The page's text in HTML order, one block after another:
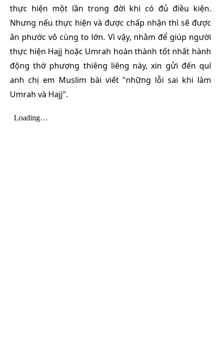
thực hiện một lần trong đời khi có đủ điều kiện.
Nhưng nếu thực hiện và được chấp nhận thì sẽ được
ân phước vô cùng to lớn. Vì vậy, nhằm để giúp người
thực hiện Hajj hoặc Umrah hoàn thành tốt nhất hành
động thờ phượng thiêng liêng này, xin gửi đến quí
anh chị em Muslim bài viết "những lỗi sai khi làm
Umrah và Hajj".